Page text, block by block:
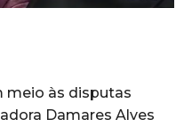
meio às disputas
Damares Alves